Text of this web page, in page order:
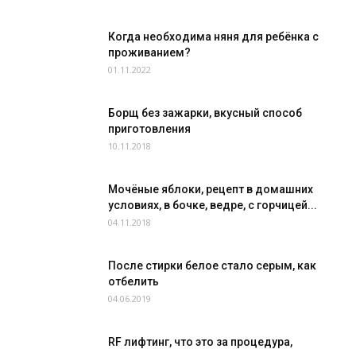
Когда необходима няня для ребёнка с
проживанием?
01.11.2022
Борщ без зажарки, вкусный способ
приготовления
10.11.2018
Мочёные яблоки, рецепт в домашних
условиях, в бочке, ведре, с горчицей...
04.11.2018
После стирки белое стало серым, как
отбелить
04.06.2019
RF лифтинг, что это за процедура,